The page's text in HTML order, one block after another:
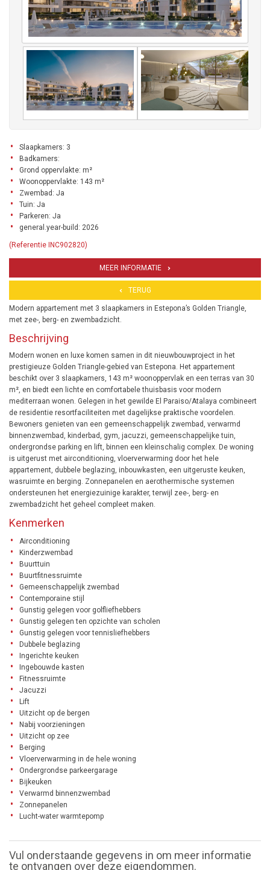
Slaapkamers: 3
Badkamers:
Grond oppervlakte: m²
Woonoppervlakte: 143 m²
Zwembad: Ja
Tuin: Ja
Parkeren: Ja
general.year-build: 2026
(Referentie INC902820)
MEER INFORMATIE
TERUG
Modern appartement met 3 slaapkamers in Estepona’s Golden Triangle,
met zee-, berg- en zwembadzicht.
Beschrijving
Modern wonen en luxe komen samen in dit nieuwbouwproject in het
prestigieuze Golden Triangle-gebied van Estepona. Het appartement
beschikt over 3 slaapkamers, 143 m² woonoppervlak en een terras van 30
m², en biedt een lichte en comfortabele thuisbasis voor modern
mediterraan wonen. Gelegen in het gewilde El Paraiso/Atalaya combineert
de residentie resortfaciliteiten met dagelijkse praktische voordelen.
Bewoners genieten van een gemeenschappelijk zwembad, verwarmd
binnenzwembad, kinderbad, gym, jacuzzi, gemeenschappelijke tuin,
ondergrondse parking en lift, binnen een kleinschalig complex. De woning
is uitgerust met airconditioning, vloerverwarming door het hele
appartement, dubbele beglazing, inbouwkasten, een uitgeruste keuken,
wasruimte en berging. Zonnepanelen en aerothermische systemen
ondersteunen het energiezuinige karakter, terwijl zee-, berg- en
zwembadzicht het geheel compleet maken.
Kenmerken
Airconditioning
Kinderzwembad
Buurttuin
Buurtfitnessruimte
Gemeenschappelijk zwembad
Contemporaine stijl
Gunstig gelegen voor golfliefhebbers
Gunstig gelegen ten opzichte van scholen
Gunstig gelegen voor tennisliefhebbers
Dubbele beglazing
Ingerichte keuken
Ingebouwde kasten
Fitnessruimte
Jacuzzi
Lift
Uitzicht op de bergen
Nabij voorzieningen
Uitzicht op zee
Berging
Vloerverwarming in de hele woning
Ondergrondse parkeergarage
Bijkeuken
Verwarmd binnenzwembad
Zonnepanelen
Lucht-water warmtepomp
Vul onderstaande gegevens in om meer informatie
te ontvangen over deze eigendommen.